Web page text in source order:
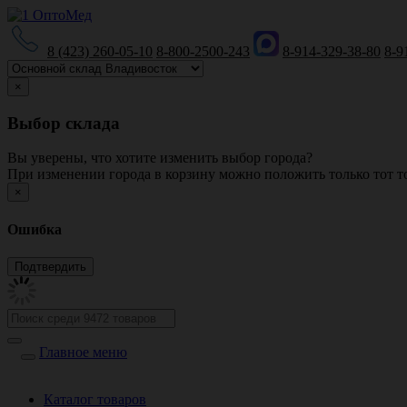
8 (423) 260-05-10 8-800-2500-243 8-914-329-38-80 8-
×
Выбор склада
Вы уверены, что хотите изменить выбор города?
При изменении города в корзину можно положить только тот
×
Ошибка
Главное меню
Каталог товаров